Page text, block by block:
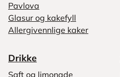
Pavlova
Glasur og kakefyll
Allergivennlige kaker
Drikke
Saft og limonade